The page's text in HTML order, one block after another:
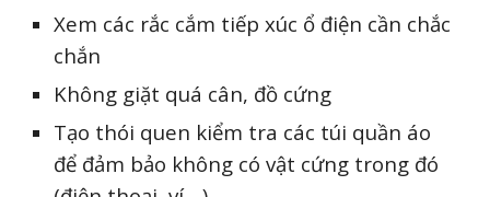
Xem các rắc cắm tiếp xúc ổ điện cần chắc
chắn
Không giặt quá cân, đồ cứng
Tạo thói quen kiểm tra các túi quần áo
để đảm bảo không có vật cứng trong đó